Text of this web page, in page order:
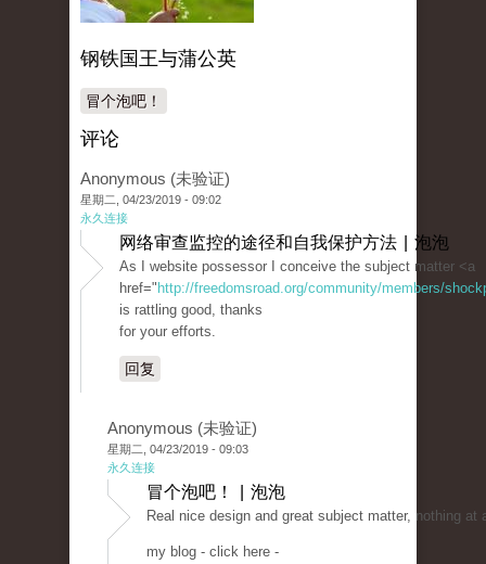
钢铁国王与蒲公英
冒个泡吧！
评论
Anonymous (未验证)
星期二, 04/23/2019 - 09:02
永久连接
网络审查监控的途径和自我保护方法 | 泡泡
As I website possessor I conceive the subject matter <a
href=" http://freedomsroad.org/community/members/
is rattling good, thanks
for your efforts.
回复
Anonymous (未验证)
星期二, 04/23/2019 - 09:03
永久连接
冒个泡吧！ | 泡泡
Real nice design and great subject matter, nothing at
my blog - click here -